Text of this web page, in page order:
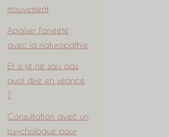
mouvement
Apaiser l’anxiété
avec la naturopathie
Et si je ne sais pas
quoi dire en séance
?
Consultation avec un
psychologue pour